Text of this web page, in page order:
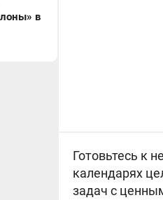
в
Готовьтесь к
календарях
задач с